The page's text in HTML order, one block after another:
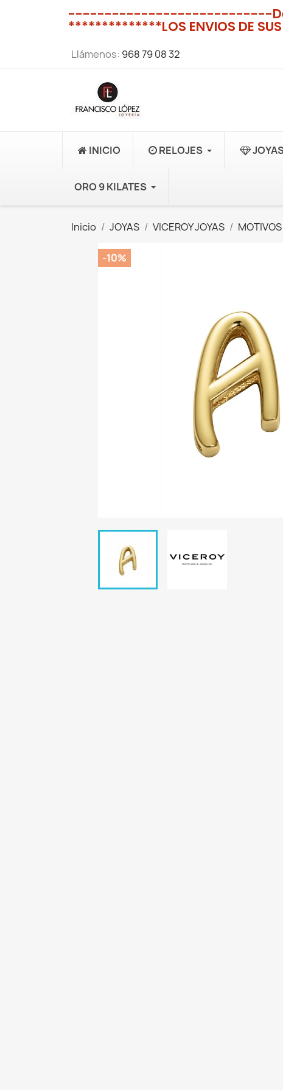
----------------------------
**************LOS ENVIOS DE SUS
Llámenos: 968 79 08 32
INICIO RELOJES
ORO 9 KILATES
Inicio JOYAS VICEROY JOYAS
-10%